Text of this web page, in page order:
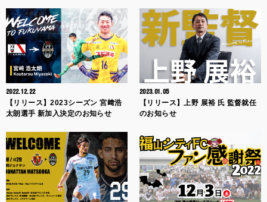
2022.12.22
【リリース】2023シーズン 宮﨑浩
太朗選手 新加入決定のお知らせ
2023.01.05
【リリース】上野 展裕 氏 監督就任
のお知らせ